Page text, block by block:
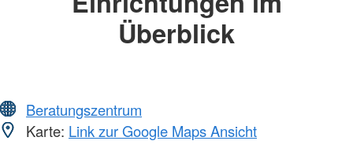
Überblick
Beratungszentrum
Karte: Link zur Google Maps Ansicht